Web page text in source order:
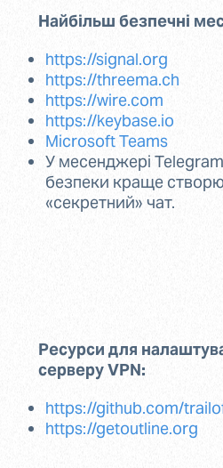
Найбільш безпечні
https://signal.org
https://threema.ch
https://wire.com
https://keybase.io
Microsoft Teams
У месенджері
безпеки краще
«секретний» чат.
Ресурси для
серверу VPN:
https://github.com/
https://getoutline.org